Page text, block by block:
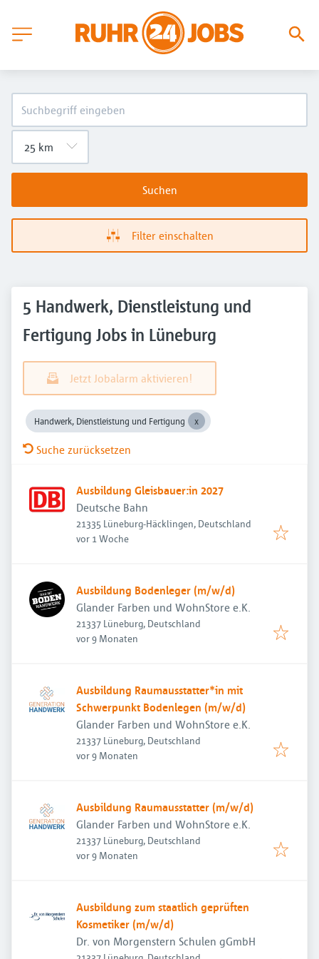
Suchen
Filter einschalten
5 Handwerk, Dienstleistung und
Fertigung Jobs in Lüneburg
Jetzt Jobalarm aktivieren!
Handwerk, Dienstleistung und Fertigung
Suche zurücksetzen
Ausbildung Gleisbauer:in 2027
Deutsche Bahn
21335 Lüneburg-Häcklingen, Deutschland
Veröffentlicht
vor 1 Woche
Ausbildung Bodenleger (m/w/d)
Glander Farben und WohnStore e.K.
21337 Lüneburg, Deutschland
Veröffentlicht:
vor 9 Monaten
Ausbildung Raumausstatter*in mit
Schwerpunkt Bodenlegen (m/w/d)
Glander Farben und WohnStore e.K.
21337 Lüneburg, Deutschland
Veröffentlicht:
vor 9 Monaten
Ausbildung Raumausstatter (m/w/d)
Glander Farben und WohnStore e.K.
21337 Lüneburg, Deutschland
Veröffentlicht:
vor 9 Monaten
Ausbildung zum staatlich geprüften
Kosmetiker (m/w/d)
Dr. von Morgenstern Schulen gGmbH